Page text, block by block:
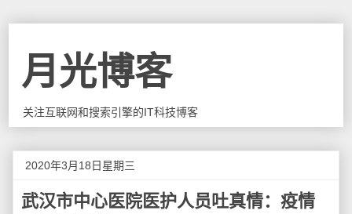
月光博客
关注互联网和搜索引擎的IT科技博客
2020年3月18日星期三
武汉市中心医院医护人员吐真情：疫情